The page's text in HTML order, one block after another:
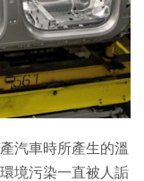
汽車時所產生的溫
境污染一直被人詬